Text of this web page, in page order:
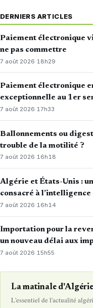
DERNIERS ARTICLES
Paiement électronique
ne pas commettre
7 août 2026· 18h29
Paiement électronique
exceptionnelle au 1er
7 août 2026·17h33
Ballonnements ou
trouble de la motilité ?
7 août 2026·16h18
Algérie et États-Unis :
consacré à
7 août 2026· 16h14
Importation pour la
un nouveau délai aux
7 août 2026·15h55
La matinale
L'essentiel de l'actualité